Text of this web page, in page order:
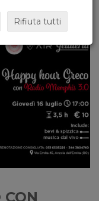
CON
Rifiuta tutti